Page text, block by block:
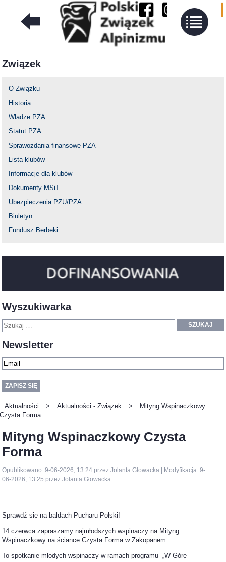
Związek
O Związku
Historia
Władze PZA
Statut PZA
Sprawozdania finansowe PZA
Lista klubów
Informacje dla klubów
Dokumenty MSiT
Ubezpieczenia PZU/PZA
Biuletyn
Fundusz Berbeki
Wyszukiwarka
SZUKAJ
Newsletter
Aktualności > Aktualności - Związek >
Mityng Wspinaczkowy
Czysta Forma
Mityng Wspinaczkowy Czysta
Forma
Opublikowano: 9-06-2026; 13:24 przez Jolanta Głowacka | Modyfikacja: 9-
06-2026; 13:25 przez Jolanta Głowacka
Sprawdź się na baldach Pucharu Polski!
14 czerwca zapraszamy najmłodszych wspinaczy na Mityng
Wspinaczkowy na ściance Czysta Forma w Zakopanem.
To spotkanie młodych wspinaczy w ramach programu „W Górę –